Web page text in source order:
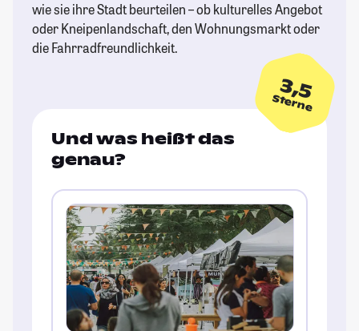
wie sie ihre Stadt beurteilen – ob kulturelles Angebot
oder Kneipenlandschaft, den Wohnungsmarkt oder
die Fahrradfreundlichkeit.
3,5
Sterne
Und was heißt das
genau?